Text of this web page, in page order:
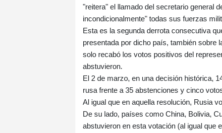
"reitera" el llamado del secretario general
incondicionalmente" todas sus fuerzas
Esta es la segunda derrota consecutiva
presentada por dicho país, también sobre
solo recabó los votos positivos del
abstuvieron.
El 2 de marzo, en una decisión histórica,
rusa frente a 35 abstenciones y cinco
Al igual que en aquella resolución, Rusia
De su lado, países como China, Bolivia,
abstuvieron en esta votación (al igual que